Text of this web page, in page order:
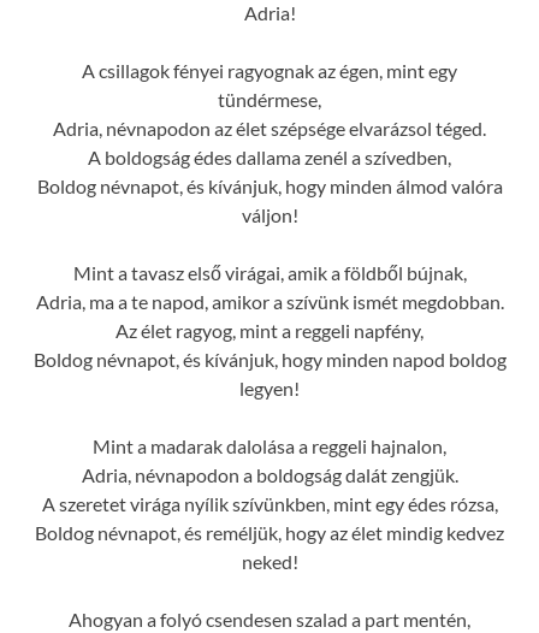
Adria!
A csillagok fényei ragyognak az égen, mint egy
tündérmese,
Adria, névnapodon az élet szépsége elvarázsol téged.
A boldogság édes dallama zenél a szívedben,
Boldog névnapot, és kívánjuk, hogy minden álmod valóra
váljon!
Mint a tavasz első virágai, amik a földből bújnak,
Adria, ma a te napod, amikor a szívünk ismét megdobban.
Az élet ragyog, mint a reggeli napfény,
Boldog névnapot, és kívánjuk, hogy minden napod boldog
legyen!
Mint a madarak dalolása a reggeli hajnalon,
Adria, névnapodon a boldogság dalát zengjük.
A szeretet virága nyílik szívünkben, mint egy édes rózsa,
Boldog névnapot, és reméljük, hogy az élet mindig kedvez
neked!
Ahogyan a folyó csendesen szalad a part mentén,